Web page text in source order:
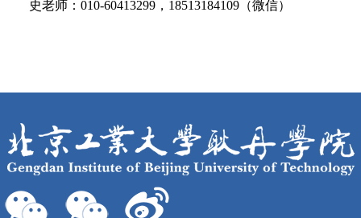
史老师：010-60413299，18513184109（微信）